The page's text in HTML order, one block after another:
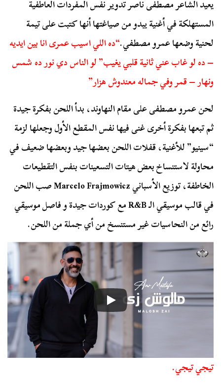
يعيد الشاعر مصطفى ناصر تدوير نفس المفردات العاطفية
المستهلكة في أغنية يبدو من صياغتها أنها كتبت على تيمة
لحنية وضعها عمرو مصطفي.“ده اللي اسيب عمرى انا بين ايديه
– ده لو غاب عني ثانية قلبي يغيب” لو الناس دي نور ده شمس
ونهار – قمر وفي جماله معندوش هزار”
لحن عمرو مصطفى على مقام النهاوند، بدأ اللحن بفكرة جيدة
ثم تبعها بفكرة أخرى غنى فيها نفس المقطع الأول وجعلها لزمة
“سينيو” للأغنية، قفلات اللحن بعضها جيد وبعضها ضعيف في
محاولة لاستنساخ بعض هيتات التسعينات بنفس التقطيعات
الخاطفة،
توزيع الأسباني Marcelo Frajmowicz صب اللحن
في قالب موسيقي الـ R&B مع كوردات جيدة و فاصل موسيقي
رائع من النحاسيات غير مستنسخ من أي جملة من اللحن.
تيجي تيجي.